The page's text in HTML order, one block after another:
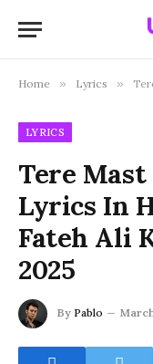
Home » Lyrics » Tere
LYRICS
Tere
Lyrics In
Fateh Ali
2025
By Pablo